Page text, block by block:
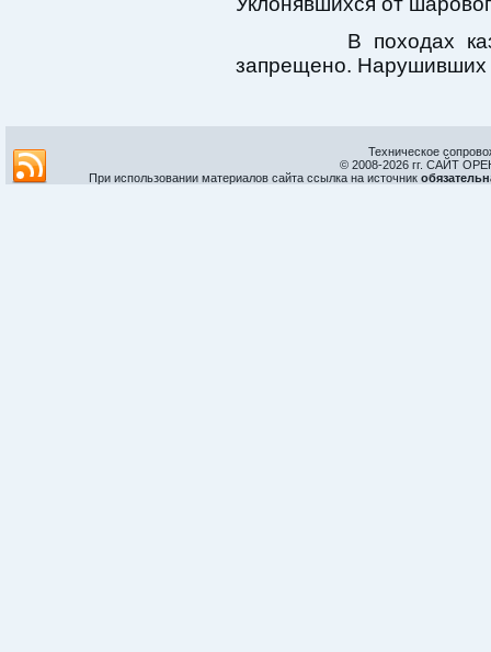
В походах
запрещено. Нарушивших
Техническое
© 2008-2026 гг. САЙТ
При использовании материалов сайта ссылка на источник